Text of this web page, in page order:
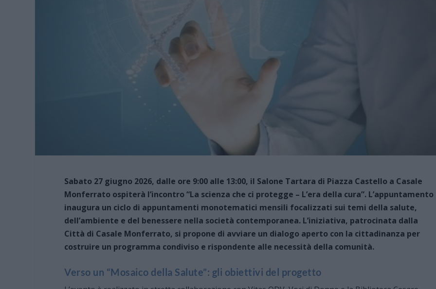
Sabato 27 giugno 2026, dalle ore 9:00 alle 13:00, il Salone Tartara di Piazza Castello a Casale
Monferrato ospiterà l’incontro “La scienza che ci protegge – L’era della cura”. L’appuntamento
inaugura un ciclo di appuntamenti monotematici mensili focalizzati sui temi della salute,
dell’ambiente e del benessere nella società contemporanea. L’iniziativa, patrocinata dalla
Città di Casale Monferrato, si propone di avviare un dialogo aperto con la cittadinanza per
costruire un programma condiviso e rispondente alle necessità della comunità.
Verso un “Mosaico della Salute”: gli obiettivi del progetto